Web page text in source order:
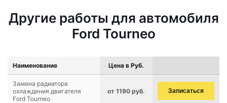
Другие работы для автомобиля
Ford Tourneo
Наименование Цена в Руб.
Замена радиатора
охлаждения двигателя
Ford Tourneo
от 1190 руб. Записаться